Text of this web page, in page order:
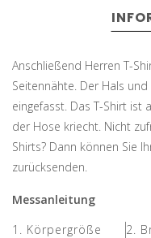
Anschließend Herren T-
Seitennähte. Der Hals
eingefasst. Das T-Shirt ist
der Hose kriecht. Nicht
Shirts? Dann können Sie
zurücksenden.
Messanleitung
1. Körpergröße
2.